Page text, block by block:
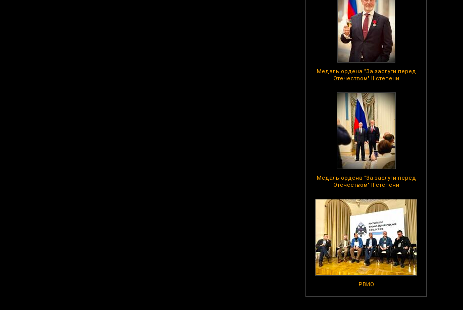
Медаль ордена "За заслуги перед
Отечеством" II степени
Медаль ордена "За заслуги перед
Отечеством" II степени
РВИО